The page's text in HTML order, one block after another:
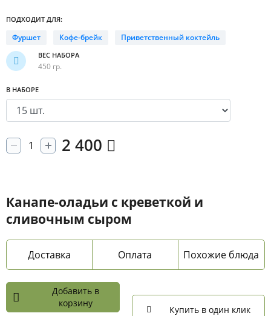
Канапе-оладьи с креветкой и
сливочным сыром
Доставка Оплата Похожие блюда
ПОДХОДИТ ДЛЯ:
Фуршет Кофе-брейк Приветственный коктейль
ВЕС НАБОРА
450 гр.
В НАБОРЕ
2 400
Добавить в
корзину
Купить в один клик